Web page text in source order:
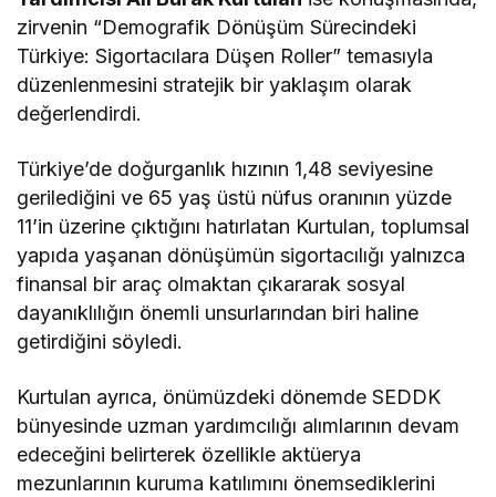
zirvenin “Demografik Dönüşüm Sürecindeki
Türkiye: Sigortacılara Düşen Roller” temasıyla
düzenlenmesini stratejik bir yaklaşım olarak
değerlendirdi.
Türkiye’de doğurganlık hızının 1,48 seviyesine
gerilediğini ve 65 yaş üstü nüfus oranının yüzde
11’in üzerine çıktığını hatırlatan Kurtulan, toplumsal
yapıda yaşanan dönüşümün sigortacılığı yalnızca
finansal bir araç olmaktan çıkararak sosyal
dayanıklılığın önemli unsurlarından biri haline
getirdiğini söyledi.
Kurtulan ayrıca, önümüzdeki dönemde SEDDK
bünyesinde uzman yardımcılığı alımlarının devam
edeceğini belirterek özellikle aktüerya
mezunlarının kuruma katılımını önemsediklerini